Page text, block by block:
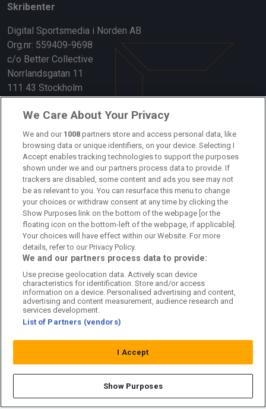
Skribenter
Digital Sportsmedia i Norden AB
Org.nr: 559409-9698
c/o Better Collective
Norrlandsgatan 11
111 43 Stockholm
Länkar
Om oss
Kontakta oss
Kundtjänst
Sponsor: Rekatochklart
Annonsera på Fotbolldirekt
Redaktionell policy
Personuppgiftspolicy
Cookiepolicy
Arkiv
We Care About Your Privacy
We and our 1008 partners store and access personal data, like
browsing data or unique identifiers, on your device. Selecting I
Accept enables tracking technologies to support the purposes
shown under we and our partners process data to provide. If
trackers are disabled, some content and ads you see may not
be as relevant to you. You can resurface this menu to change
your choices or withdraw consent at any time by clicking the
Show Purposes link on the bottom of the webpage [or the
floating icon on the bottom-left of the webpage, if applicable].
Your choices will have effect within our Website. For more
details, refer to our Privacy Policy.
We and our partners process data to provide:
Use precise geolocation data. Actively scan device
characteristics for identification. Store and/or access
information on a device. Personalised advertising and content,
advertising and content measurement, audience research and
services development.
List of Partners (vendors)
I Accept
Show Purposes